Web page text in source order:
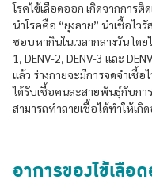
โรคไข้เลือดออก เกิดจากการ
นำโรคคือ “ยุงลาย” นำเชื้อไว
ชอบหากินในเวลากลางวัน โด
1, DENV-2, DENV-3 และ
แล้ว ร่างกายจะมีการจดจำเชื้อ
ได้รับเชื้อคนละสายพันธุ์กับกา
สามารถทำลายเชื้อได้ทำให้เกิ
อาการของไข้เลือ